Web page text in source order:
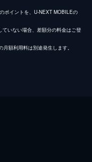
ポイントを、U-NEXT MOBILEの
いない場合、差額分の料金はご登
額利用料は別途発生します。